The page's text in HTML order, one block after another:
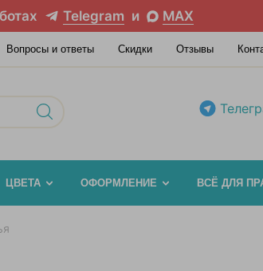
Telegram и MAX
Вопросы и ответы Скидки Отзывы
ЦВЕТА ОФОРМЛЕНИЕ ВСЁ ДЛЯ